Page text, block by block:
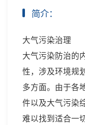
简介：
大气污染治理
大气污染防治的
性，涉及环境规
多方面。由于各
件以及大气污染
难以找到适合一